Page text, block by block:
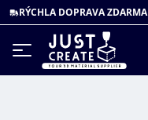
RÝCHLA DOPRAVA ZDARMA